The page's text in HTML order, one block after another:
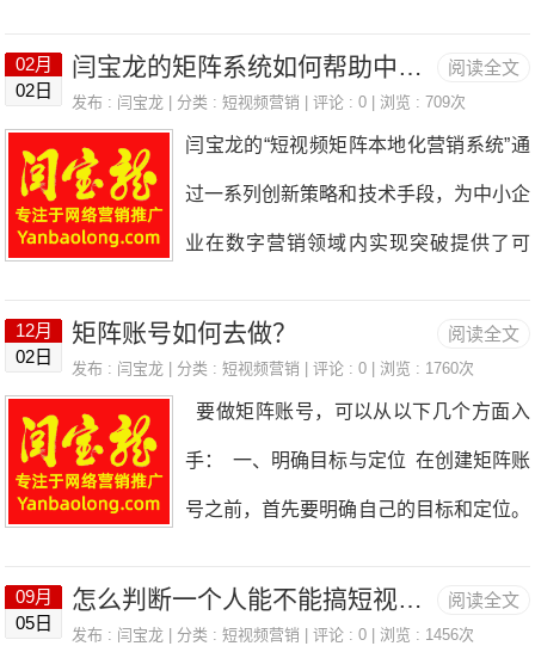
矩阵第四章结构化数据与SchemaJSON-
LD实战部署，8大核心Schema类型详解
第五章权威信源建设S/A/B/C四级信源矩
阵，官网优化与全平台分发第六章GEO
工具与平台监测工具、内容工具、服务商
电商、B2B、教育、医疗、金融、本地生
公司为金秋婚车搭建的短视频帝国，用单
一、现象级案例拆解：婚车行业的流量核
爆实验工业化内容流水线构建脚本库：拆
解317个婚车相关搜索词（如"西安奔驰
婚车租赁"、"咸阳头车装饰"）拍摄模
版：开发22种标准分镜（含车型展示、
秒生成带字幕+BGM的成片，单条成本压
阅读全文
02月
02日
闫宝龙的矩阵系统如何帮助中小企业在数字营销领域内实现突破？
发布 : 闫宝龙 | 分类 :短视频营销 | 评论 : 0 | 浏览 : 709次
闫宝龙的“短视频矩阵本地化营销系统”通
过一系列创新策略和技术手段，为中小企
业在数字营销领域内实现突破提供了可
视频化：将传统的搜索引擎优化（SE
视频账号都被视为一个独立的“流量站
点”，并根据行业、地域和用户需求进行
阅读全文
12月
02日
矩阵账号如何去做？
发布 : 闫宝龙 | 分类 :短视频营销 | 评论 : 0 | 浏览 : 1760次
要做矩阵账号，可以从以下几个方面入
手： 一、明确目标与定位 在创建矩阵账
号之前，首先要明确自己的目标和定位。
增加销售额、扩大影响力等。只有明确了
阅读全文
09月
05日
怎么判断一个‮能人‬不能搞短视频？
发布 : 闫宝龙 | 分类 :短视频营销 | 评论 : 0 | 浏览 : 1456次